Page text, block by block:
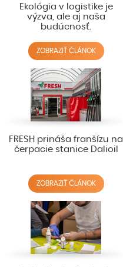
Ekológia v logistike je
výzva, ale aj naša
budúcnosť.
ZOBRAZIŤ ČLÁNOK
FRESH prináša franšízu na
čerpacie stanice Dalioil
ZOBRAZIŤ ČLÁNOK